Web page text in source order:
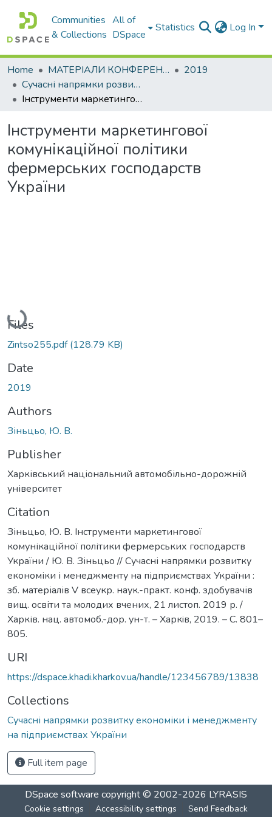
Communities
& Collections
All of
DSpace
Statistics Log In
Home МАТЕРІАЛИ КОНФЕРЕНЦІЙ
2019
Сучасні напрямки розвитку економіки і менеджменту на підприємствах України
Інструменти маркетингової комунікаційної політики фермерських господарств України
Інструменти маркетингової
комунікаційної політики
фермерських господарств
України
Loading...
Files
Zintso255.pdf(128.79 KB)
Date
2019
Authors
Зіньцьо, Ю. В.
Publisher
Харківський національний автомобільно-дорожній
університет
Citation
Зіньцьо, Ю. В. Інструменти маркетингової
комунікаційної політики фермерських господарств
України / Ю. В. Зіньцьо // Сучасні напрямки розвитку
економіки і менеджменту на підприємствах України :
зб. матеріалів V всеукр. наук.-практ. конф. здобувачів
вищ. освіти та молодих вчених, 21 листоп. 2019 р. /
Харків. нац. автомоб.-дор. ун-т. – Харкiв, 2019. – С. 801–
805.
URI
https://dspace.khadi.kharkov.ua/handle/123456789/13838
Collections
Сучасні напрямки розвитку економіки і менеджменту
на підприємствах України
Full item page
DSpace software copyright © 2002-2026 LYRASIS
Cookie settings Accessibility settings Send Feedback